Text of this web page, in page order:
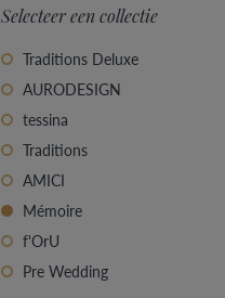
Selecteer een collectie
Traditions Deluxe
AURODESIGN
tessina
Traditions
AMICI
Mémoire
f'OrU
Pre Wedding